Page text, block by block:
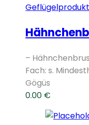
–
Fach: s.
Gögüs
0.00 €